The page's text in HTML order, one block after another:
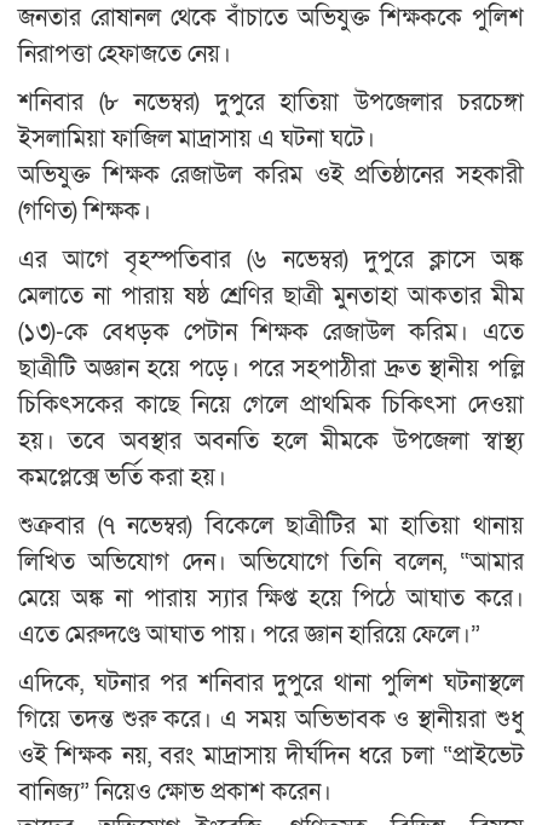
জনতার রোষানল থেকে বাঁচাতে অভিযুক্ত শিক্ষককে পুলিশ
নিরাপত্তা হেফাজতে নেয়।
শনিবার (৮ নভেম্বর) দুপুরে হাতিয়া উপজেলার চরচেঙ্গা
ইসলামিয়া ফাজিল মাদ্রাসায় এ ঘটনা ঘটে।
অভিযুক্ত শিক্ষক রেজাউল করিম ওই প্রতিষ্ঠানের সহকারী
(গণিত) শিক্ষক।
এর আগে বৃহস্পতিবার (৬ নভেম্বর) দুপুরে ক্লাসে অঙ্ক
মেলাতে না পারায় ষষ্ঠ শ্রেণির ছাত্রী মুনতাহা আকতার মীম
(১৩)-কে বেধড়ক পেটান শিক্ষক রেজাউল করিম। এতে
ছাত্রীটি অজ্ঞান হয়ে পড়ে। পরে সহপাঠীরা দ্রুত স্থানীয় পল্লি
চিকিৎসকের কাছে নিয়ে গেলে প্রাথমিক চিকিৎসা দেওয়া
হয়। তবে অবস্থার অবনতি হলে মীমকে উপজেলা স্বাস্থ্য
কমপ্লেক্সে ভর্তি করা হয়।
শুক্রবার (৭ নভেম্বর) বিকেলে ছাত্রীটির মা হাতিয়া থানায়
লিখিত অভিযোগ দেন। অভিযোগে তিনি বলেন, “আমার
মেয়ে অঙ্ক না পারায় স্যার ক্ষিপ্ত হয়ে পিঠে আঘাত করে।
এতে মেরুদণ্ডে আঘাত পায়। পরে জ্ঞান হারিয়ে ফেলে।”
এদিকে, ঘটনার পর শনিবার দুপুরে থানা পুলিশ ঘটনাস্থলে
গিয়ে তদন্ত শুরু করে। এ সময় অভিভাবক ও স্থানীয়রা শুধু
ওই শিক্ষক নয়, বরং মাদ্রাসায় দীর্ঘদিন ধরে চলা “প্রাইভেট
বানিজ্য” নিয়েও ক্ষোভ প্রকাশ করেন।